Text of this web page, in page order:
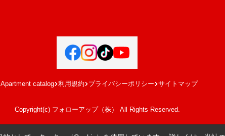
Apartment catalog 利用規約 プライバシーポリシー サイトマップ
Copyright(c) フォローアップ（株） All Rights Reserved.